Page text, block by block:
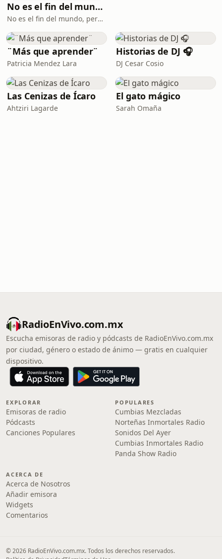
No es el fin del mundo pero puedo verlo desde aquí
No es el fin del mundo, pero puedo verlo desde aquí
¨Más que aprender¨
Patricia Mendez Lara
Historias de DJ 🎧
DJ Cesar Cosio
Las Cenizas de Ícaro
Ahtziri Lagarde
El gato mágico
Sarah Omaña
RadioEnVivo.com.mx
Escucha emisoras de radio y pódcasts de RadioEnVivo.com.mx
por ciudad, género o estado de ánimo — gratis en cualquier
dispositivo.
EXPLORAR
Emisoras de radio
Pódcasts
Canciones Populares
POPULARES
Cumbias Mezcladas
Norteñas Inmortales Radio
Sonidos Del Ayer
Cumbias Inmortales Radio
Panda Show Radio
ACERCA DE
Acerca de Nosotros
Añadir emisora
Widgets
Comentarios
© 2026 RadioEnVivo.com.mx. Todos los derechos reservados.